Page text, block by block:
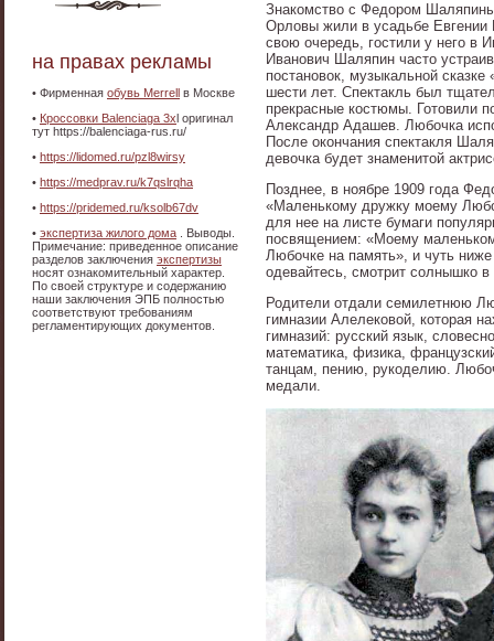
на правах рекламы
• Фирменная обувь Merrell в Москве
• Кроссовки Balenciaga 3xl оригинал
тут https://balenciaga-rus.ru/
• https://lidomed.ru/pzl8wirsy
• https://medprav.ru/k7qslrqha
• https://pridemed.ru/ksolb67dv
• экспертиза жилого дома . Выводы.
Примечание: приведенное описание
разделов заключения экспертизы
носят ознакомительный характер.
По своей структуре и содержанию
наши заключения ЭПБ полностью
соответствуют требованиям
регламентирующих документов.
Знакомство с Федором
Орловы жили в усадьбе Евгении
свою очередь, гостили у него в
Иванович Шаляпин часто
постановок, музыкальной
шести лет. Спектакль был
прекрасные костюмы. Готовили
Александр Адашев. Любочка
После окончания спектакля
девочка будет знаменитой
Позднее, в ноябре 1909 года
«Маленькому дружку моему
для нее на листе бумаги
посвящением: «Моему
Любочке на память», и чуть
одевайтесь, смотрит солнышко в
Родители отдали семилетнюю
гимназии Алелековой, которая
гимназий: русский язык,
математика, физика,
танцам, пению, рукоделию.
медали.